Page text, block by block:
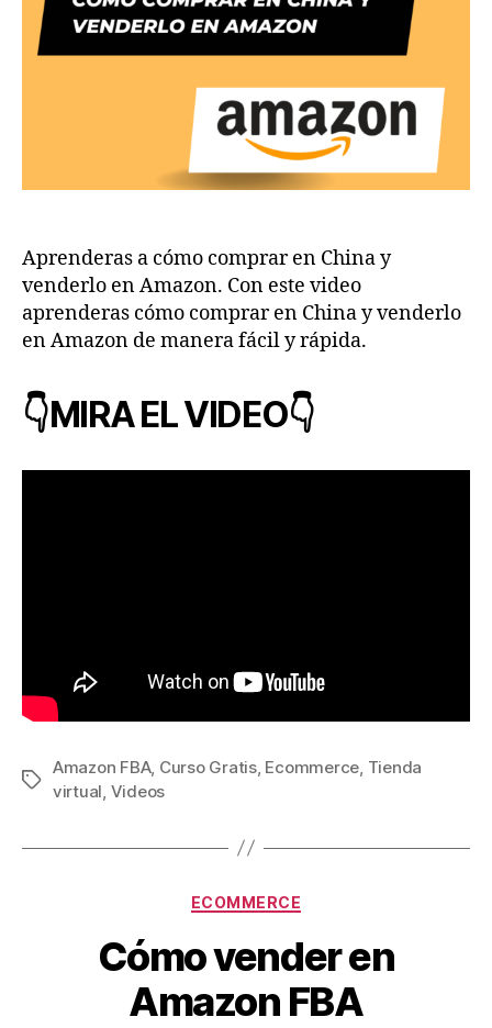
Aprenderas a cómo comprar en China y
venderlo en Amazon. Con este video
aprenderas cómo comprar en China y venderlo
en Amazon de manera fácil y rápida.
👇MIRA EL VIDEO👇
Etiquetas
Amazon FBA, Curso Gratis, Ecommerce Tienda
virtual Videos
Categorías
ECOMMERCE
Cómo vender en
Amazon FBA